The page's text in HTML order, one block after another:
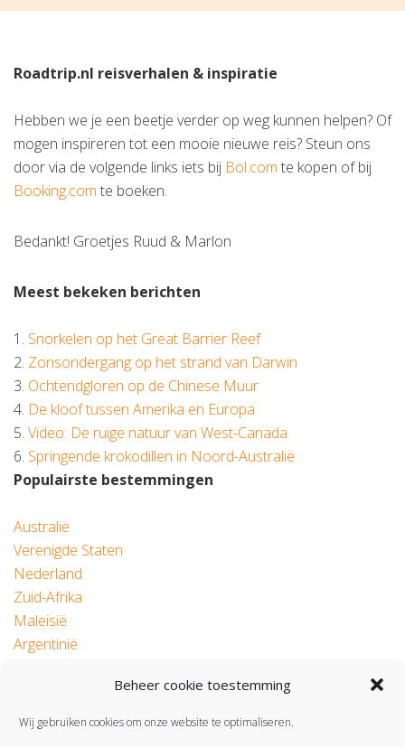
Beheer cookie toestemming
Wij gebruiken cookies om onze website te optimaliseren.
Roadtrip.nl reisverhalen & inspiratie
Hebben we je een beetje verder op weg kunnen helpen? Of
mogen inspireren tot een mooie nieuwe reis? Steun ons
door via de volgende links iets bij Bol.com te kopen of bij
Booking.com te boeken.
Bedankt! Groetjes Ruud & Marlon
Meest bekeken berichten
1. Snorkelen op het Great Barrier Reef
2. Zonsondergang op het strand van Darwin
3. Ochtendgloren op de Chinese Muur
4. De kloof tussen Amerika en Europa
5. Video: De ruige natuur van West-Canada
6. Springende krokodillen in Noord-Australië
Populairste bestemmingen
Australië
Verenigde Staten
Nederland
Zuid-Afrika
Maleisië
Argentinië
© 2026 Roadtrip.nl